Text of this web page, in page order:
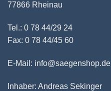
77866 Rheinau
Tel.: 0 78 44/29 24
Fax: 0 78 44/45 60
E-Mail: info@saegenshop.de
Inhaber: Andreas Sekinger